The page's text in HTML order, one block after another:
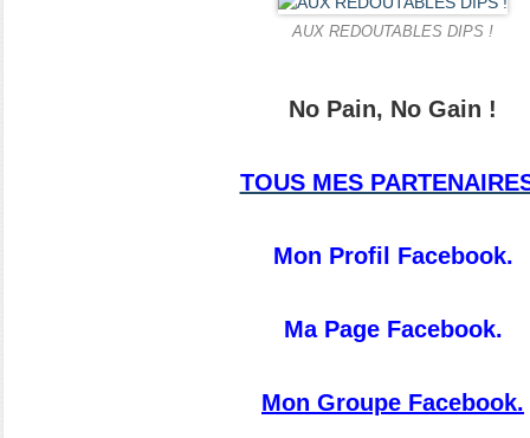
AUX REDOUTABLES DIPS !
No Pain, No Gain !
TOUS MES
Mon Profil Facebook.
Ma Page Facebook.
Mon Groupe Facebook.